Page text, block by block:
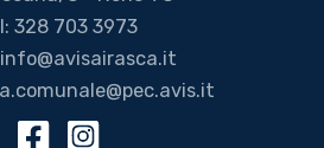
328 703 3973
info@avisairasca.it